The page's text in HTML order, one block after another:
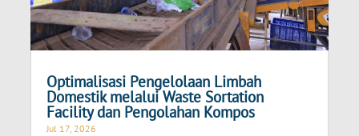
Optimalisasi Pengelolaan Limbah
Domestik melalui Waste Sortation
Facility dan Pengolahan Kompos
Jul 17, 2026